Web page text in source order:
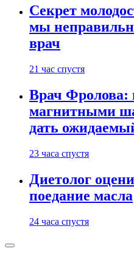
Секрет
мы
врач
21 час спустя
Врач Фролова:
магнитными
дать
23 часа спустя
Диетолог
поедание масла
24 часа спустя